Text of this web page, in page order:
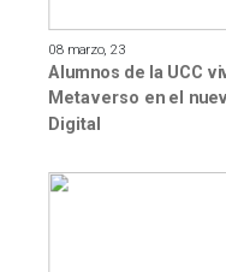
08 marzo, 23
Alumnos de la UCC
Metaverso en el
Digital